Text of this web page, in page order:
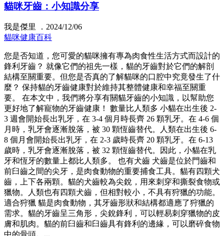
貓咪牙齒：小知識分享
我是傑里 ．2024/12/06
貓咪健康百科
您是否知道，您可愛的貓咪擁有專為肉食性生活方式而設計的
鋒利牙齒？ 就像它們的祖先一樣，貓的牙齒對於它們的解剖
結構至關重要。但您是否真的了解貓咪的口腔中究竟發生了什
麼？ 保持貓的牙齒健康對於維持其整體健康和幸福至關重
要。 在本文中，我們將分享有關貓牙齒的小知識，以幫助您
更好地了解寵物的牙齒健康！ 數量比人類多 小貓在出生後 2-
3 週會開始長出乳牙，在 3-4 個月時長齊 26 顆乳牙。在 4-6 個
月時，乳牙會逐漸脫落，被 30 顆恆齒替代。人類在出生後 6-
8 個月會開始長出乳牙，在 2-3 歲時長齊 20 顆乳牙。在 6-13
歲時，乳牙會逐漸脫落，被 32 顆恆齒替代。因此，小貓在乳
牙和恆牙的數量上都比人類多。 也有犬齒 犬齒是位於門齒和
前臼齒之間的尖牙，是肉食動物的重要捕食工具。貓有四顆犬
齒，上下各兩顆。貓的犬齒較為尖銳，用來刺穿和撕裂食物或
獵物。人類也有四顆犬齒，但相對較小，不具有狩獵的功能。
適合狩獵 貓是肉食動物，其牙齒形狀和結構都適應了狩獵的
需求。貓的牙齒呈三角形，尖銳鋒利，可以輕易刺穿獵物的皮
膚和肌肉。貓的前臼齒和臼齒具有鋒利的邊緣，可以磨碎食物